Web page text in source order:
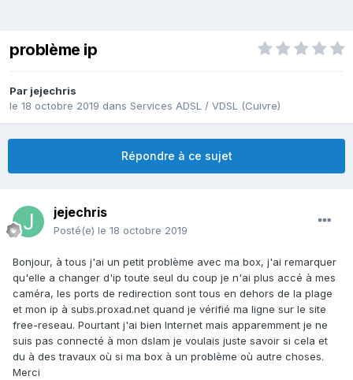
problème ip
Par jejechris
le 18 octobre 2019 dans Services ADSL / VDSL (Cuivre)
Répondre à ce sujet
jejechris
Posté(e) le 18 octobre 2019
Bonjour, à tous j'ai un petit problème avec ma box, j'ai remarquer
qu'elle a changer d'ip toute seul du coup je n'ai plus accé à mes
caméra, les ports de redirection sont tous en dehors de la plage
et mon ip à subs.proxad.net quand je vérifié ma ligne sur le site
free-reseau. Pourtant j'ai bien Internet mais apparemment je ne
suis pas connecté à mon dslam je voulais juste savoir si cela et
du à des travaux où si ma box à un problème où autre choses.
Merci